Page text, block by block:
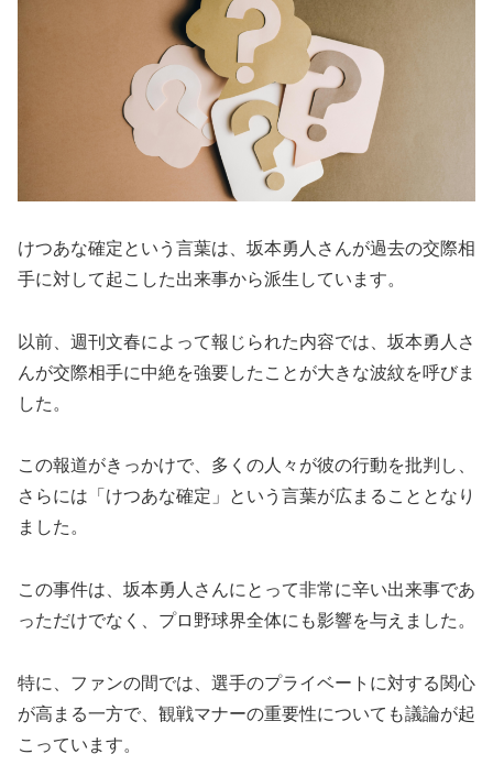
けつあな確定という言葉は、坂本勇人さんが過去の交際相
手に対して起こした出来事から派生しています。
以前、週刊文春によって報じられた内容では、坂本勇人さ
んが交際相手に中絶を強要したことが大きな波紋を呼びま
した。
この報道がきっかけで、多くの人々が彼の行動を批判し、
さらには「けつあな確定」という言葉が広まることとなり
ました。
この事件は、坂本勇人さんにとって非常に辛い出来事であ
っただけでなく、プロ野球界全体にも影響を与えました。
特に、ファンの間では、選手のプライベートに対する関心
が高まる一方で、観戦マナーの重要性についても議論が起
こっています。